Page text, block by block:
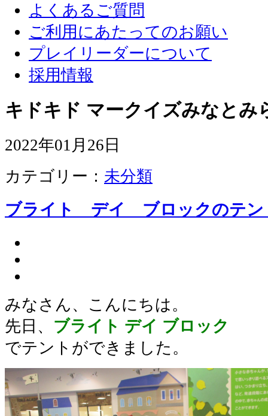
よくあるご質問
ご利用にあたってのお願い
プレイリーダーについて
採用情報
キドキド マークイズみなとみ
2022年01月26日
カテゴリー： 未分類
ブライト デイ ブロックのテン
みなさん、こんにちは。
先日、 ブライト デイ ブロック
でテントができました。